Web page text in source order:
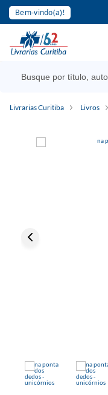
Bem-vindo(a)!
Livrarias Curitiba Livros